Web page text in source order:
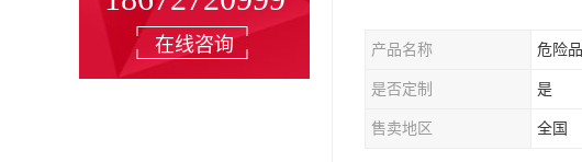
在线咨询 产品名称 危险
是否定制 是
售卖地区 全国